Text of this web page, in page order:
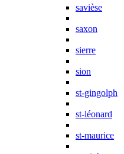
savièse
saxon
sierre
sion
st-gingolph
st-léonard
st-maurice